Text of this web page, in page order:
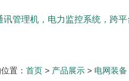
讯管理机，电力监控系统，跨
置： 首页 > 产品展示 > 电网装备